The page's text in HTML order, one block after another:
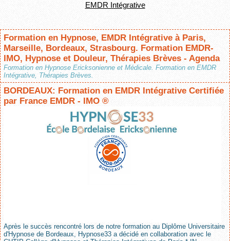
EMDR Intégrative
Formation en Hypnose, EMDR Intégrative à Paris,
Marseille, Bordeaux, Strasbourg. Formation EMDR-
IMO, Hypnose et Douleur, Thérapies Brèves - Agenda
Formation en Hypnose Ericksonienne et Médicale. Formation en EMDR
Intégrative, Thérapies Brèves.
BORDEAUX: Formation en EMDR Intégrative Certifiée
par France EMDR - IMO ®
Après le succès rencontré lors de notre formation au Diplôme Universitaire
d'Hypnose de Bordeaux, Hypnose33 a décidé en collaboration avec le